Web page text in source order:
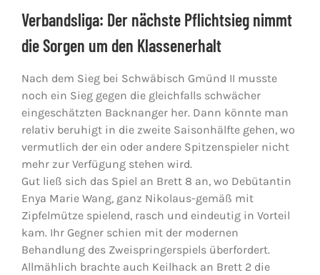
DWZ-ELO
Jugendschach
Kontakt
Verbandsliga: Der nächste Pflichtsieg nimmt
die Sorgen um den Klassenerhalt
Nach dem Sieg bei Schwäbisch Gmünd II musste
noch ein Sieg gegen die gleichfalls schwächer
eingeschätzten Backnanger her. Dann könnte man
relativ beruhigt in die zweite Saisonhälfte gehen, wo
vermutlich der ein oder andere Spitzenspieler nicht
mehr zur Verfügung stehen wird.
Gut ließ sich das Spiel an Brett 8 an, wo Debütantin
Enya Marie Wang, ganz Nikolaus-gemäß mit
Zipfelmütze spielend, rasch und eindeutig in Vorteil
kam. Ihr Gegner schien mit der modernen
Behandlung des Zweispringerspiels überfordert.
Allmählich brachte auch Keilhack an Brett 2 die